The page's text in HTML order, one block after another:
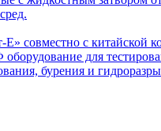
совместно с китайской
для
бурения и